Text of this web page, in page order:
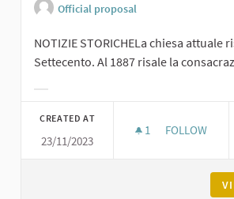
Official proposal
NOTIZIE STORICHELa chiesa attuale
Settecento. Al 1887 risale la
CREATED AT
23/11/2023
1 1 FOLLOWER
FOLLOW